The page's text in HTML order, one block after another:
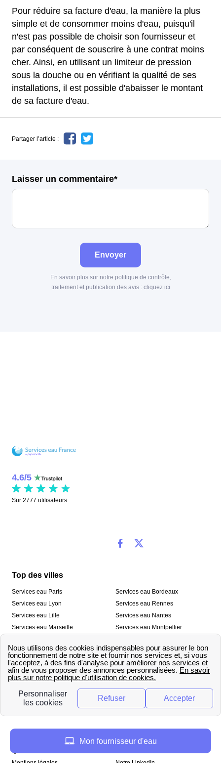
Pour réduire sa facture d'eau, la manière la plus
simple et de consommer moins d'eau, puisqu'il
n'est pas possible de choisir son fournisseur et
par conséquent de souscrire à une contrat moins
cher. Ainsi, en utilisant un limiteur de pression
sous la douche ou en vérifiant la qualité de ses
installations, il est possible d'abaisser le montant
de sa facture d'eau.
Partager l’article :
Laisser un commentaire*
Envoyer
En savoir plus sur notre politique de contrôle,
traitement et publication des avis : cliquez ici
4.6/5
Sur 2777 utilisateurs
Top des villes
Services eau Paris
Services eau Lyon
Services eau Lille
Services eau Marseille
Services eau Toulon
Services eau Bordeaux
Services eau Rennes
Services eau Nantes
Services eau Montpellier
Services eau Strasbourg
Nos outils
🛁 Simulateur consommation eau
💧 Comparer les fournisseurs
d’eau
Qui sommes-nous ?
Mentions légales
Notre LinkedIn
Mon fournisseur d'eau